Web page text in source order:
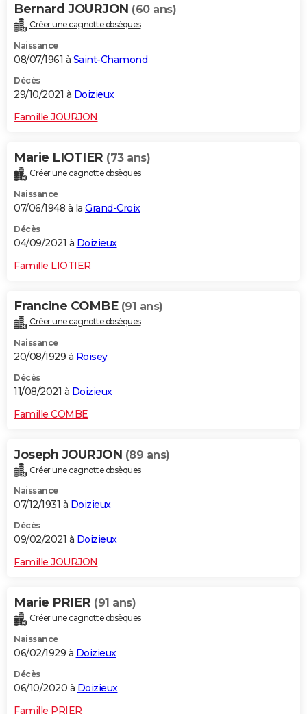
Bernard JOURJON (60 ans)
Créer une cagnotte obsèques
Naissance
08/07/1961 à Saint-Chamond
Décès
29/10/2021 à Doizieux
Famille JOURJON
Marie LIOTIER (73 ans)
Créer une cagnotte obsèques
Naissance
07/06/1948 à la Grand-Croix
Décès
04/09/2021 à Doizieux
Famille LIOTIER
Francine COMBE (91 ans)
Créer une cagnotte obsèques
Naissance
20/08/1929 à Roisey
Décès
11/08/2021 à Doizieux
Famille COMBE
Joseph JOURJON (89 ans)
Créer une cagnotte obsèques
Naissance
07/12/1931 à Doizieux
Décès
09/02/2021 à Doizieux
Famille JOURJON
Marie PRIER (91 ans)
Créer une cagnotte obsèques
Naissance
06/02/1929 à Doizieux
Décès
06/10/2020 à Doizieux
Famille PRIER